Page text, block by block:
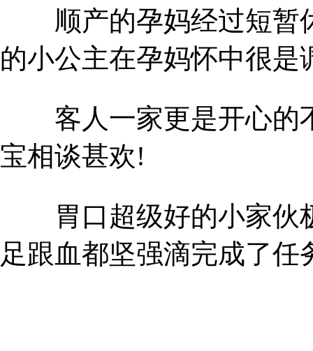
顺产的孕妈经过短暂
的小公主在孕妈怀中很是
客人一家更是开心的
宝相谈甚欢!
胃口超级好的小家伙
足跟血都坚强滴完成了任